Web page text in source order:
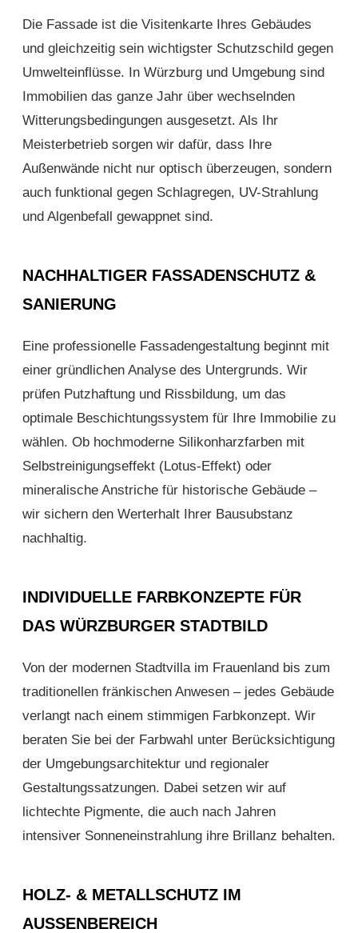
Die Fassade ist die Visitenkarte Ihres Gebäudes
und gleichzeitig sein wichtigster Schutzschild gegen
Umwelteinflüsse. In Würzburg und Umgebung sind
Immobilien das ganze Jahr über wechselnden
Witterungsbedingungen ausgesetzt. Als Ihr
Meisterbetrieb sorgen wir dafür, dass Ihre
Außenwände nicht nur optisch überzeugen, sondern
auch funktional gegen Schlagregen, UV-Strahlung
und Algenbefall gewappnet sind.
NACHHALTIGER FASSADENSCHUTZ &
SANIERUNG
Eine professionelle Fassadengestaltung beginnt mit
einer gründlichen Analyse des Untergrunds. Wir
prüfen Putzhaftung und Rissbildung, um das
optimale Beschichtungssystem für Ihre Immobilie zu
wählen. Ob hochmoderne Silikonharzfarben mit
Selbstreinigungseffekt (Lotus-Effekt) oder
mineralische Anstriche für historische Gebäude –
wir sichern den Werterhalt Ihrer Bausubstanz
nachhaltig.
INDIVIDUELLE FARBKONZEPTE FÜR
DAS WÜRZBURGER STADTBILD
Von der modernen Stadtvilla im Frauenland bis zum
traditionellen fränkischen Anwesen – jedes Gebäude
verlangt nach einem stimmigen Farbkonzept. Wir
beraten Sie bei der Farbwahl unter Berücksichtigung
der Umgebungsarchitektur und regionaler
Gestaltungssatzungen. Dabei setzen wir auf
lichtechte Pigmente, die auch nach Jahren
intensiver Sonneneinstrahlung ihre Brillanz behalten.
HOLZ- & METALLSCHUTZ IM
AUSSENBEREICH